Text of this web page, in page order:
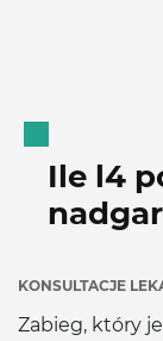
Ile l4
KONSULTACJE
Zabieg, który